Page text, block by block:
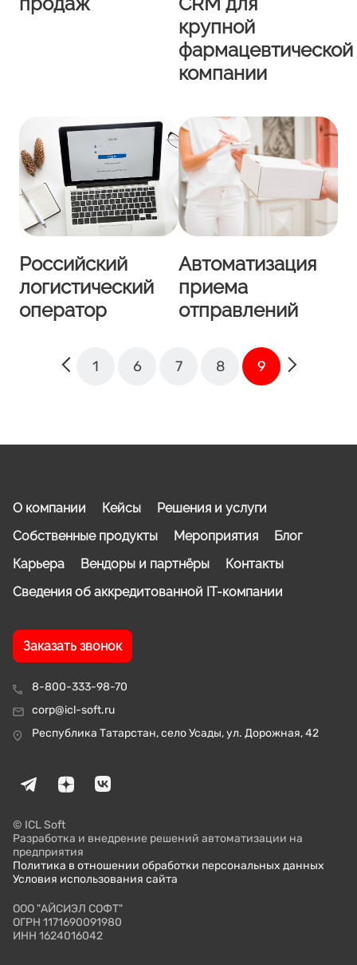
крупной
фармацевтической
компании
Российский
логистический
оператор
Автоматизация
приема
отправлений
1 6 7 8 9
8-800-333-98-70
corp@icl-soft.ru
Республика Татарстан, село Усады, ул. Дорожная, 42
О компании Кейсы
Решения и услуги
Собственные продукты
Мероприятия
Блог
Карьера
Вендоры и партнёры
Контакты
Сведения об аккредитованной IT-компании
Заказать звонок
© ICL Soft
Разработка и внедрение решений автоматизации на
предприятия
Политика в отношении обработки персональных данных
Условия использования сайта
ООО "АЙСИЭЛ СОФТ"
ОГРН 1171690091980
ИНН 1624016042